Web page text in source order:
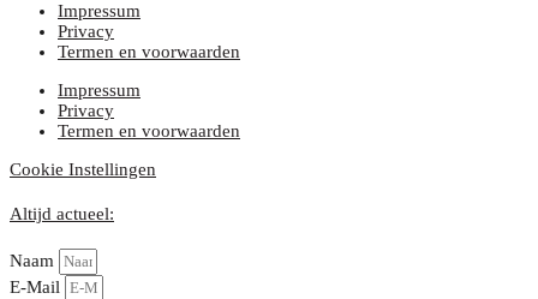
Impressum
Privacy
Termen en voorwaarden
Impressum
Privacy
Termen en voorwaarden
Cookie Instellingen
Altijd actueel:
Naam
E-Mail